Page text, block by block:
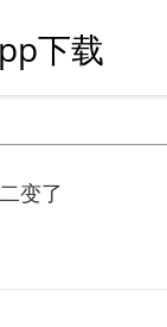
下载
变了